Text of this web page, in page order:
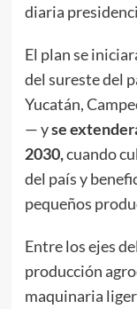
diaria
El plan se
del sureste del
Yucatán,
— yse
2030,cuando
del país y
pequeños
Entre los ejes
producción
maquinaria